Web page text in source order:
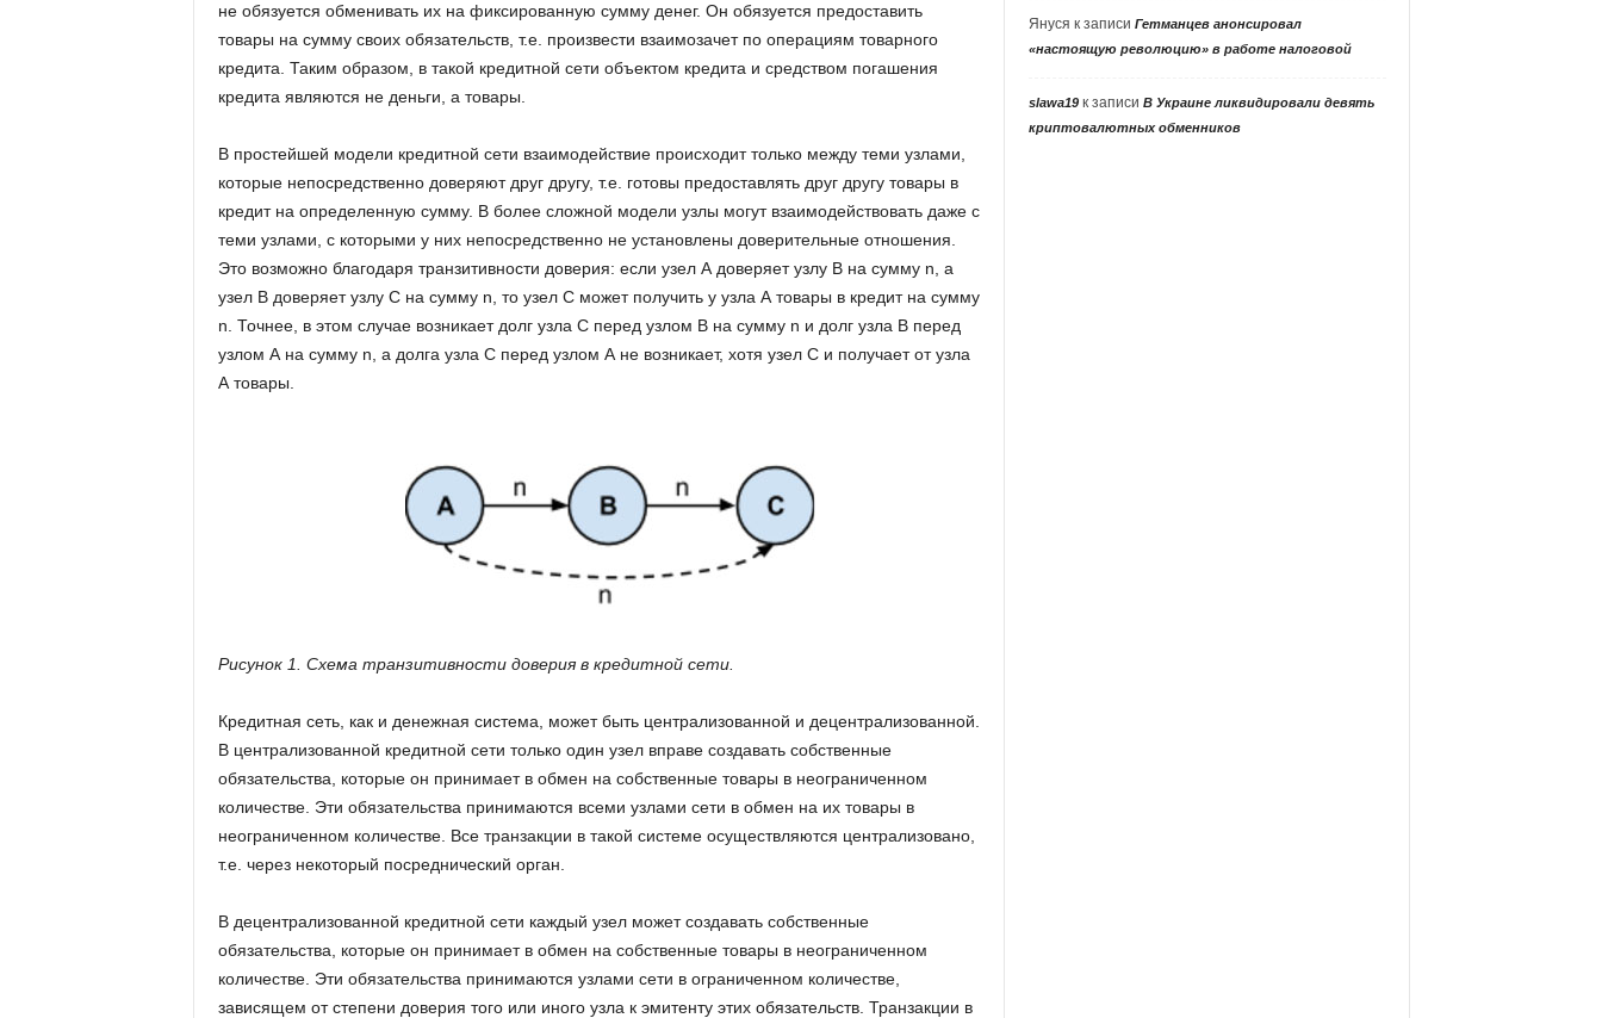
не обязуется обменивать их на фиксированную сумму денег. Он обязуется предоставить
товары на сумму своих обязательств, т.е. произвести взаимозачет по операциям товарного
кредита. Таким образом, в такой кредитной сети объектом кредита и средством погашения
кредита являются не деньги, а товары.
В простейшей модели кредитной сети взаимодействие происходит только между теми узлами,
которые непосредственно доверяют друг другу, т.е. готовы предоставлять друг другу товары в
кредит на определенную сумму. В более сложной модели узлы могут взаимодействовать даже с
теми узлами, с которыми у них непосредственно не установлены доверительные отношения.
Это возможно благодаря транзитивности доверия: если узел А доверяет узлу В на сумму n, а
узел В доверяет узлу C на сумму n, то узел C может получить у узла А товары в кредит на сумму
n. Точнее, в этом случае возникает долг узла С перед узлом B на сумму n и долг узла В перед
узлом А на сумму n, а долга узла С перед узлом А не возникает, хотя узел С и получает от узла
А товары.
Рисунок 1. Схема транзитивности доверия в кредитной сети.
Кредитная сеть, как и денежная система, может быть централизованной и децентрализованной.
В централизованной кредитной сети только один узел вправе создавать собственные
обязательства, которые он принимает в обмен на собственные товары в неограниченном
количестве. Эти обязательства принимаются всеми узлами сети в обмен на их товары в
неограниченном количестве. Все транзакции в такой системе осуществляются централизовано,
т.е. через некоторый посреднический орган.
В децентрализованной кредитной сети каждый узел может создавать собственные
обязательства, которые он принимает в обмен на собственные товары в неограниченном
количестве. Эти обязательства принимаются узлами сети в ограниченном количестве,
зависящем от степени доверия того или иного узла к эмитенту этих обязательств. Транзакции в
Януся к записи Гетманцев анонсировал
«настоящую революцию» в работе налоговой
slawa19к записи В Украине ликвидировали девять
криптовалютных обменников